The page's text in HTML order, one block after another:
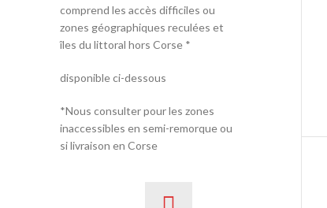
comprend les accès difficiles ou
zones géographiques reculées et
îles du littoral hors Corse *
disponible ci-dessous
*Nous consulter pour les zones
inaccessibles en semi-remorque ou
si livraison en Corse